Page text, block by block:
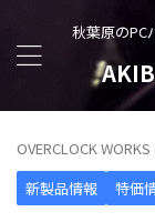
秋葉原のPC
OVERCLOCK
新製品情報
特価